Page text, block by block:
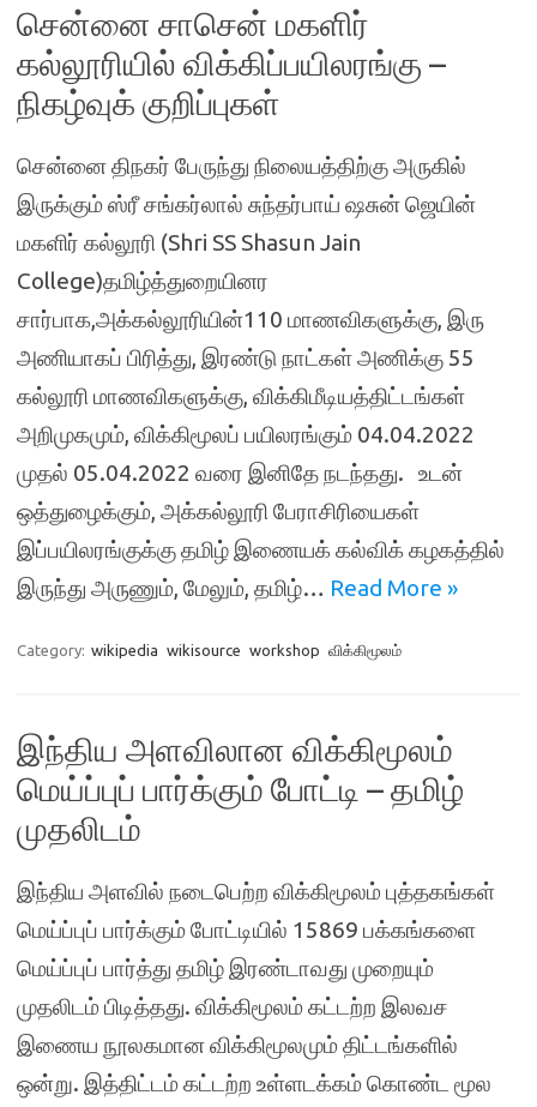
சென்னை சாசென் மகளிர்
கல்லூரியில் விக்கிப்பயிலரங்கு –
நிகழ்வுக் குறிப்புகள்
சென்னை திநகர் பேருந்து நிலையத்திற்கு அருகில்
இருக்கும் ஸ்ரீ சங்கர்லால் சுந்தர்பாய் ஷசுன் ஜெயின்
மகளிர் கல்லூரி (Shri SS Shasun Jain
College)தமிழ்த்துறையினர
சார்பாக,அக்கல்லூரியின்110 மாணவிகளுக்கு, இரு
அணியாகப் பிரித்து, இரண்டு நாட்கள் அணிக்கு 55
கல்லூரி மாணவிகளுக்கு, விக்கிமீடியத்திட்டங்கள்
அறிமுகமும், விக்கிமூலப் பயிலரங்கும் 04.04.2022
முதல் 05.04.2022 வரை இனிதே நடந்தது. உடன்
ஒத்துழைக்கும், அக்கல்லூரி பேராசிரியைகள்
இப்பயிலரங்குக்கு தமிழ் இணையக் கல்விக் கழகத்தில்
இருந்து அருணும், மேலும், தமிழ்… Read More »
Category: wikipedia wikisource workshop விக்கிமூலம்
இந்திய அளவிலான விக்கிமூலம்
மெய்ப்புப் பார்க்கும் போட்டி – தமிழ்
முதலிடம்
இந்திய அளவில் நடைபெற்ற விக்கிமூலம் புத்தகங்கள்
மெய்ப்புப் பார்க்கும் போட்டியில் 15869 பக்கங்களை
மெய்ப்புப் பார்த்து தமிழ் இரண்டாவது முறையும்
முதலிடம் பிடித்தது. விக்கிமூலம் கட்டற்ற இலவச
இணைய நூலகமான விக்கிமூலமும் திட்டங்களில்
ஒன்று. இத்திட்டம் கட்டற்ற உள்ளடக்கம் கொண்ட மூல